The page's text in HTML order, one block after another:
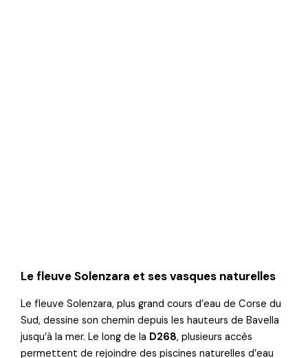
Le fleuve Solenzara et ses vasques naturelles
Le fleuve Solenzara, plus grand cours d’eau de Corse du
Sud, dessine son chemin depuis les hauteurs de Bavella
jusqu’à la mer. Le long de la D268, plusieurs accès
permettent de rejoindre des piscines naturelles d’eau